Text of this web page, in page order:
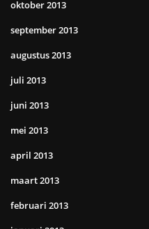
oktober 2013
september 2013
augustus 2013
juli 2013
juni 2013
mei 2013
april 2013
maart 2013
februari 2013